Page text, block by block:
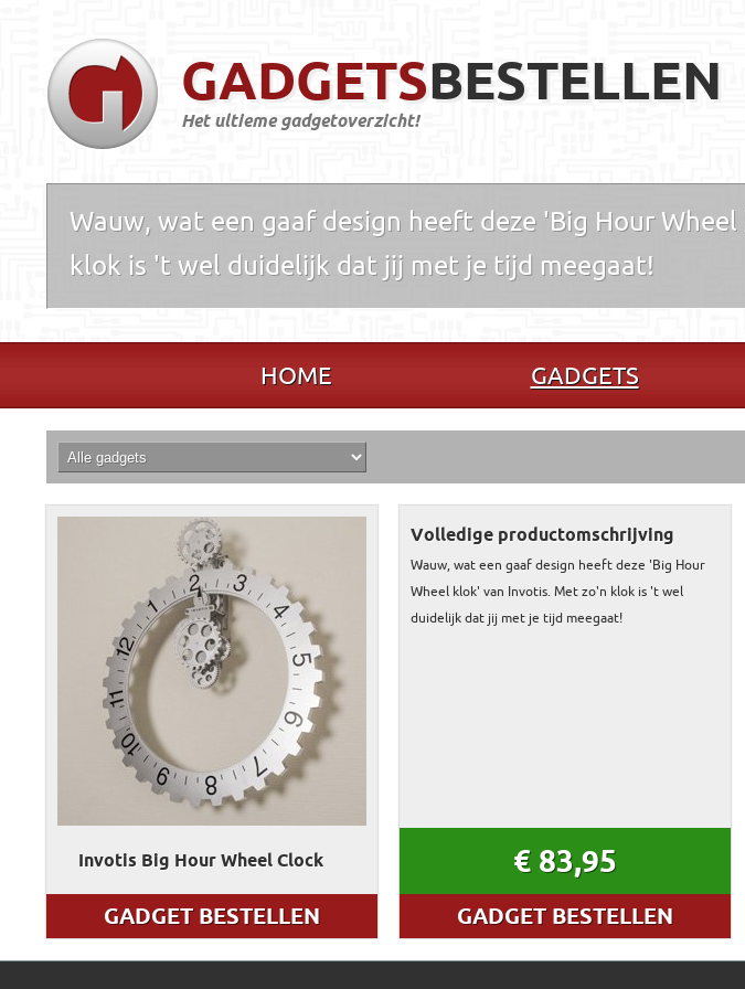
GADGETSBESTELLEN
Het ultieme gadgetoverzicht!
Wauw, wat een gaaf design heeft deze 'Big Hour
klok is 't wel duidelijk dat jij met je tijd meegaat!
HOME GADGETS
Invotis Big Hour Wheel Clock
GADGET BESTELLEN
Volledige productomschrijving
Wauw, wat een gaaf design heeft deze 'Big Hour
Wheel klok' van Invotis. Met zo'n klok is 't wel
duidelijk dat jij met je tijd meegaat!
€ 83,95
GADGET BESTELLEN